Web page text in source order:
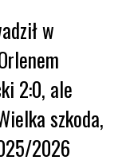
w
2:0, ale
szkoda,
2026